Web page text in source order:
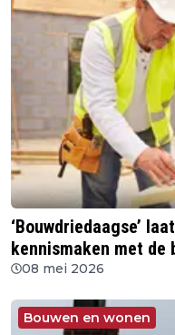
‘Bouwdriedaagse’
kennismaken met de
08 mei 2026
Bouwen en wonen